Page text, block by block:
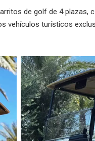
de golf de 4 plazas,
vehículos turísticos